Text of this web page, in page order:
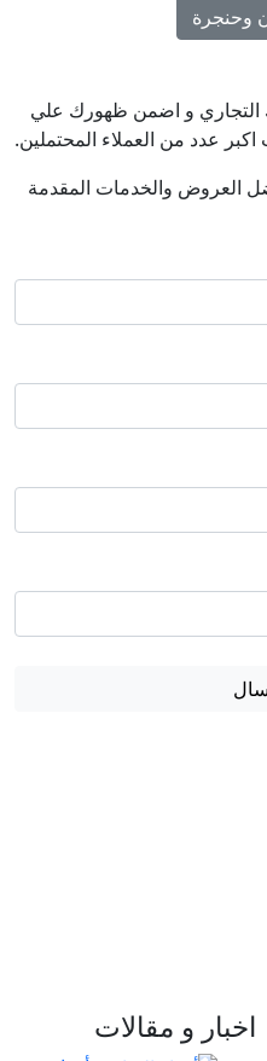
وحنجرة
التجاري و اضمن ظهورك علي
عدد من العملاء المحتملين.
العروض والخدمات المقدمة
اخبار و مقالات